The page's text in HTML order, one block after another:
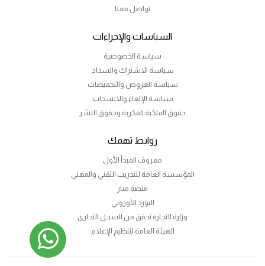
تواصل معنا
السياسات والإجراءات
سياسة الخصوصية
سياسة الاشتراك والسداد
سياسة العروض والتخفيضات
سياسة الإلغاء والانسحاب
حقوق الملكية الفكرية وحقوق النشر
روابط تهمك
معروف المبدأ الأول
المؤسسة العامة للتدريب التقني والمهني
منصة منار
البورد الأوروبي
وزارة التجارة تحقق من السجل التجاري
الهيئة العامة لتنظيم الإعلام